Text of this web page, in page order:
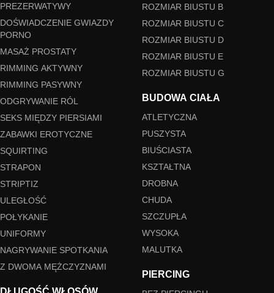
PREZERWATYWY
DOŚWIADCZENIE GWIAZDY
PORNO
MASAŻ PROSTATY
RIMMING AKTYWNY
RIMMING PASYWNY
ODGRYWANIE RÓL
SEKS MIĘDZY PIERSIAMI
ZABAWKI EROTYCZNE
SQUIRTING
STRAPON
STRIPTIZ
ULEGŁOŚĆ
POŁYKANIE
UNIFORMY
NAGRYWANIE SPOTKANIA
Z DWOMA MĘŻCZYZNAMI
ROZMIAR BIUSTU B
ROZMIAR BIUSTU C
ROZMIAR BIUSTU D
ROZMIAR BIUSTU E
ROZMIAR BIUSTU G
BUDOWA CIAŁA
ATLETYCZNA
PUSZYSTA
BIUŚCIASTA
KSZTAŁTNA
DROBNA
CHUDA
SZCZUPŁA
WYSOKA
MALUTKA
PIERCING